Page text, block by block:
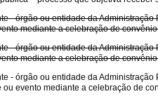
- órgão ou entidade da
mediante a celebração de
- órgão ou entidade da
mediante a celebração de
- órgão ou entidade da
ou evento mediante a celebração de